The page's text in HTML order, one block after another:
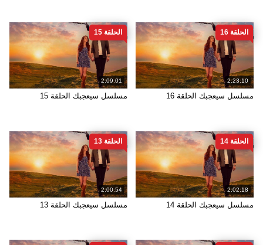
2:23:10
الحلقة 16
مسلسل سيعجبك الحلقة 16
2:09:01
الحلقة 15
مسلسل سيعجبك الحلقة 15
2:02:18
الحلقة 14
مسلسل سيعجبك الحلقة 14
2:00:54
الحلقة 13
مسلسل سيعجبك الحلقة 13